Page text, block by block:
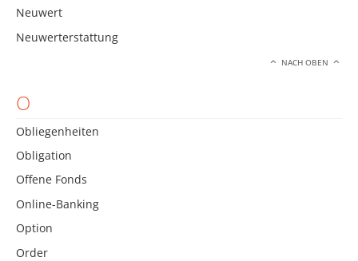
Neuwert
Neuwerterstattung
NACH OBEN
O
Obliegenheiten
Obligation
Offene Fonds
Online-Banking
Option
Order